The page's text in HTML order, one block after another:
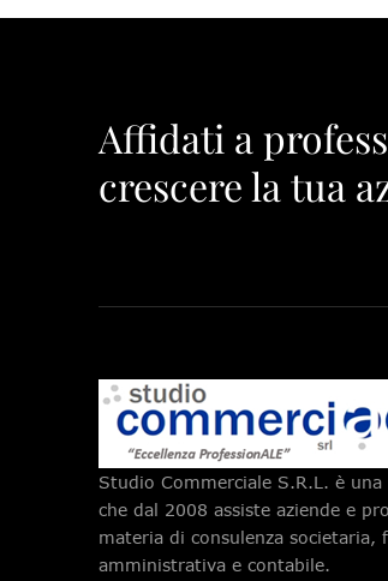
Affidati a
crescere la tua
Studio Commerciale S.R.L. è
che dal 2008 assiste aziende e
materia di consulenza societaria,
amministrativa e contabile.